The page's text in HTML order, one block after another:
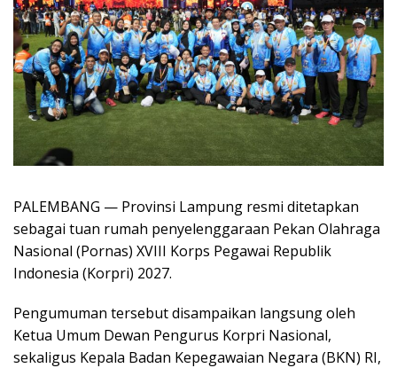
PALEMBANG — Provinsi Lampung resmi ditetapkan
sebagai tuan rumah penyelenggaraan Pekan Olahraga
Nasional (Pornas) XVIII Korps Pegawai Republik
Indonesia (Korpri) 2027.
Pengumuman tersebut disampaikan langsung oleh
Ketua Umum Dewan Pengurus Korpri Nasional,
sekaligus Kepala Badan Kepegawaian Negara (BKN) RI,